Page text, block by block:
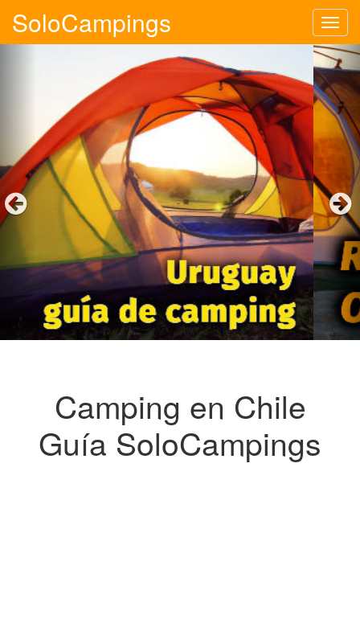
SoloCampings
Camping en Chile
Guía SoloCampings